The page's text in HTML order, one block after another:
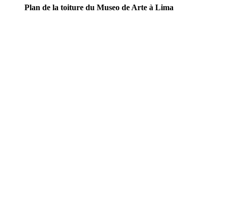
Plan de la toiture du Museo de Arte à Lima